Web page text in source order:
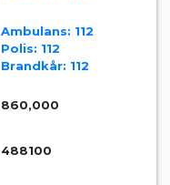
Ambulans: 112
Polis: 112
Brandkår: 112
860,000
488100